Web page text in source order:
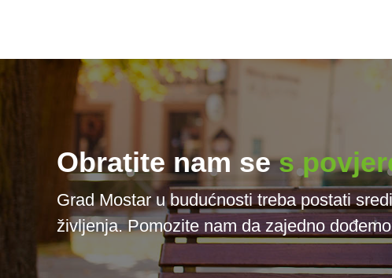
Obratite nam ses
Grad Mostar u budućnosti treba postati
življenja. Pomozite nam da zajedno